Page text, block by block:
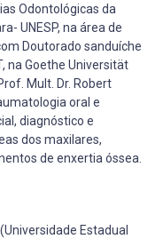
Odontológicas da
UNESP, na área de
Doutorado sanduíche
na Goethe Universität
Mult. Dr. Robert
oral e
diagnóstico e
dos maxilares,
de enxertia óssea.
Estadual